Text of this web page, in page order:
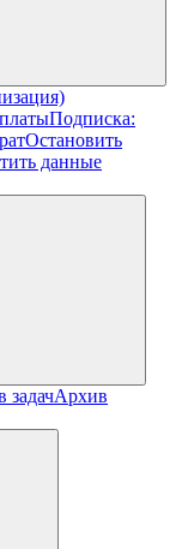
Подписка:
Остановить
данные
задачАрхив